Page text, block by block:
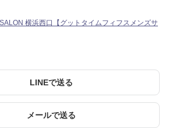
横浜西口【グットタイムフィフスメンズサ
LINEで送る
メールで送る